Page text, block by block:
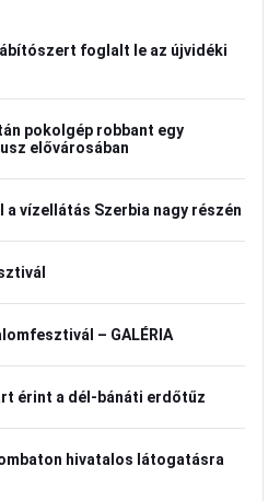
foglalt le az újvidéki
pokolgép robbant egy
elővárosában
a vízellátás Szerbia nagy részén
– GALÉRIA
érint a dél-bánáti erdőtűz
hivatalos látogatásra